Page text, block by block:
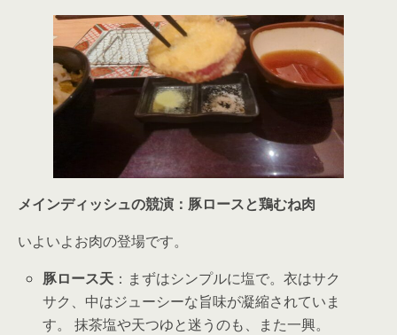
メインディッシュの競演：豚ロースと鶏むね肉
いよいよお肉の登場です。
豚ロース天 ：まずはシンプルに塩で。衣はサク
サク、中はジューシーな旨味が凝縮されていま
す。 抹茶塩や天つゆと迷うのも、また一興。